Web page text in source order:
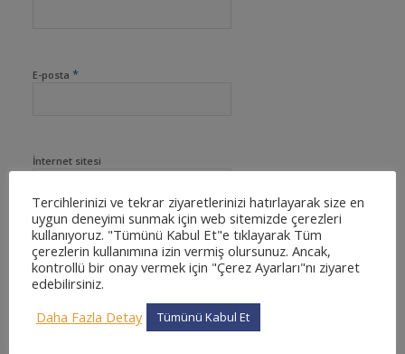
E-posta *
İnternet sitesi
Tercihlerinizi ve tekrar ziyaretlerinizi hatırlayarak size en
uygun deneyimi sunmak için web sitemizde çerezleri
kullanıyoruz. "Tümünü Kabul Et"e tıklayarak Tüm
çerezlerin kullanımına izin vermiş olursunuz. Ancak,
kontrollü bir onay vermek için "Çerez Ayarları"nı ziyaret
edebilirsiniz.
Daha Fazla Detay
Tümünü Kabul Et